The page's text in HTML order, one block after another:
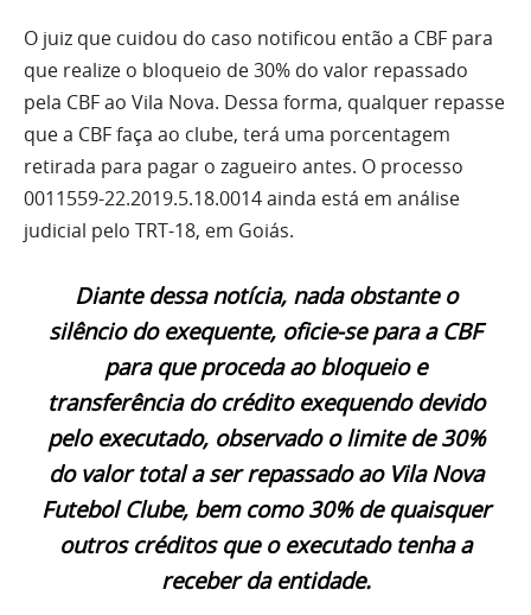
O juiz que cuidou do caso notificou então a CBF para
que realize o bloqueio de 30% do valor repassado
pela CBF ao Vila Nova. Dessa forma, qualquer repasse
que a CBF faça ao clube, terá uma porcentagem
retirada para pagar o zagueiro antes. O processo
0011559-22.2019.5.18.0014 ainda está em análise
judicial pelo TRT-18, em Goiás.
Diante dessa notícia, nada obstante o
silêncio do exequente, oficie-se para a CBF
para que proceda ao bloqueio e
transferência do crédito exequendo devido
pelo executado, observado o limite de 30%
do valor total a ser repassado ao Vila Nova
Futebol Clube, bem como 30% de quaisquer
outros créditos que o executado tenha a
receber da entidade.